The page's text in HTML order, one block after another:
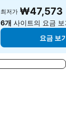
최저가 ₩47,573
6개 사이트의 요금 보
요금 보